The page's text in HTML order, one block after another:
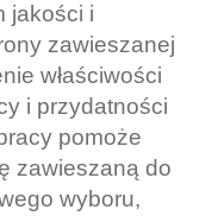
jakości i
zawieszanej
właściwości
i przydatności
pomoże
zawieszaną do
wyboru,